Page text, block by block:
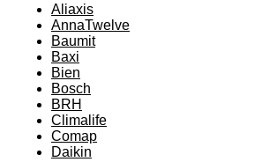
Aliaxis
AnnaTwelve
Baumit
Baxi
Bien
Bosch
BRH
Climalife
Comap
Daikin